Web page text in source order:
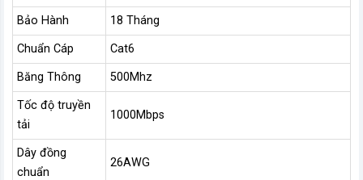
Bảo Hành 18 Tháng
Chuẩn Cáp Cat6
Băng Thông 500Mhz
Tốc độ truyền
tải
1000Mbps
Dây đồng
chuẩn
26AWG